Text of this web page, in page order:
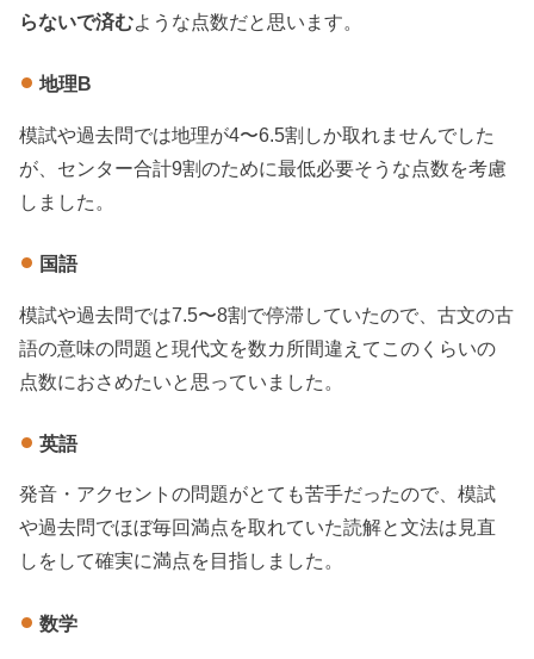
らないで済むような点数だと思います。
地理B
模試や過去問では地理が4〜6.5割しか取れませんでした
が、センター合計9割のために最低必要そうな点数を考慮
しました。
国語
模試や過去問では7.5〜8割で停滞していたので、古文の古
語の意味の問題と現代文を数カ所間違えてこのくらいの
点数におさめたいと思っていました。
英語
発音・アクセントの問題がとても苦手だったので、模試
や過去問でほぼ毎回満点を取れていた読解と文法は見直
しをして確実に満点を目指しました。
数学